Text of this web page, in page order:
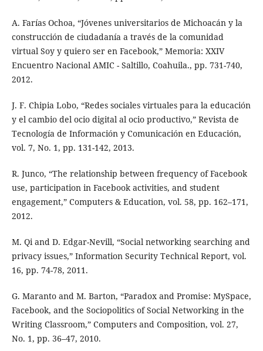
A. Farías Ochoa, “Jóvenes universitarios de Michoacán y la
construcción de ciudadanía a través de la comunidad
virtual Soy y quiero ser en Facebook,” Memoria: XXIV
Encuentro Nacional AMIC - Saltillo, Coahuila., pp. 731-740,
2012.
J. F. Chipia Lobo, “Redes sociales virtuales para la educación
y el cambio del ocio digital al ocio productivo,” Revista de
Tecnología de Información y Comunicación en Educación,
vol. 7, No. 1, pp. 131-142, 2013.
R. Junco, “The relationship between frequency of Facebook
use, participation in Facebook activities, and student
engagement,” Computers & Education, vol. 58, pp. 162–171,
2012.
M. Qi and D. Edgar-Nevill, “Social networking searching and
privacy issues,” Information Security Technical Report, vol.
16, pp. 74-78, 2011.
G. Maranto and M. Barton, “Paradox and Promise: MySpace,
Facebook, and the Sociopolitics of Social Networking in the
Writing Classroom,” Computers and Composition, vol. 27,
No. 1, pp. 36–47, 2010.